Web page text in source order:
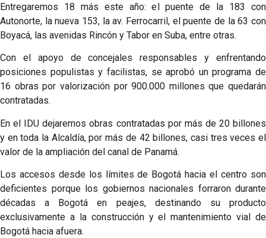
Entregaremos 18 más este año: el puente de la 183 con
Autonorte, la nueva 153, la av. Ferrocarril, el puente de la 63 con
Boyacá, las avenidas Rincón y Tabor en Suba, entre otras.
Con el apoyo de concejales responsables y enfrentando
posiciones populistas y facilistas, se aprobó un programa de
16 obras por valorización por 900.000 millones que quedarán
contratadas.
En el IDU dejaremos obras contratadas por más de 20 billones
y en toda la Alcaldía, por más de 42 billones, casi tres veces el
valor de la ampliación del canal de Panamá.
Los accesos desde los límites de Bogotá hacia el centro son
deficientes porque los gobiernos nacionales forraron durante
décadas a Bogotá en peajes, destinando su producto
exclusivamente a la construcción y el mantenimiento vial de
Bogotá hacia afuera.